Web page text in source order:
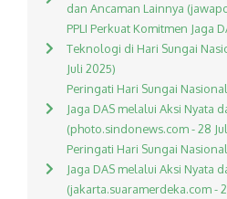
dan Ancaman Lainnya
PPLI Perkuat Komitmen Jaga
Teknologi di Hari Sungai
Juli 2025)
Peringati Hari Sungai
Jaga DAS melalui Aksi Nyata
(photo.sindonews.com - 28
Peringati Hari Sungai
Jaga DAS melalui Aksi Nyata
(jakarta.suaramerdeka.com -